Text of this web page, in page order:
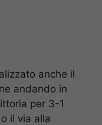
anche il
andando in
per 3-1
il via alla